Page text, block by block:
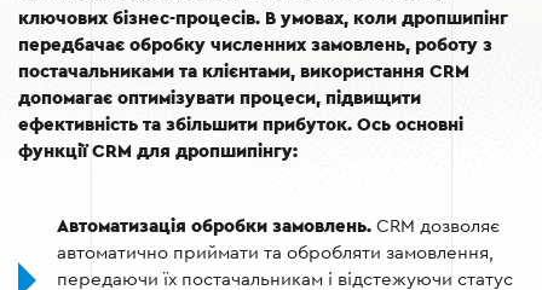
ключових бізнес-процесів. В умовах, коли дропшипінг
передбачає обробку численних замовлень, роботу з
постачальниками та клієнтами, використання CRM
допомагає оптимізувати процеси, підвищити
ефективність та збільшити прибуток. Ось основні
функції CRM для дропшипінгу:
Автоматизація обробки замовлень. CRM дозволяє
автоматично приймати та обробляти замовлення,
передаючи їх постачальникам і відстежуючи статус